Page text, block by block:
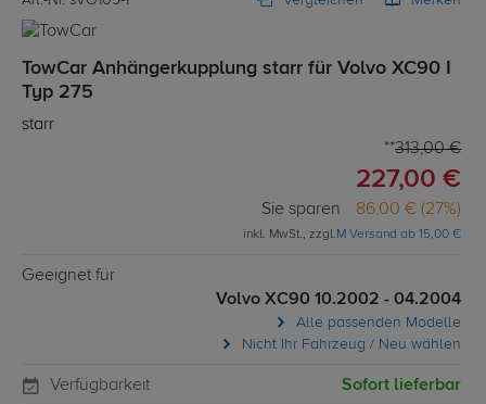
TowCar Anhängerkupplung starr für Volvo XC90 I
Typ 275
starr
313,00 €
227,00 €
Sie sparen 86,00 € (27%)
inkl. MwSt., zzgl.M Versand ab 15,00 €
Geeignet für
Volvo XC90 10.2002 - 04.2004
Alle passenden Modelle
Nicht Ihr Fahrzeug / Neu wählen
Verfügbarkeit Sofort lieferbar